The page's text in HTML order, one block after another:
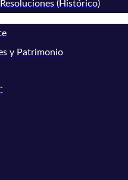
(Histórico)
y Patrimonio